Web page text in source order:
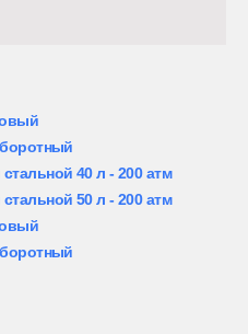
40 л - 200 атм
50 л - 200 атм